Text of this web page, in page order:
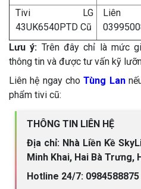
Tivi LG
43UK6540PTD Cũ
Liên
Lưu ý: Trên đây chỉ là mức
thông tin và được tư vấn kỹ
Liên hệ ngay choTùng Lan
phẩm tivi cũ:
THÔNG TIN LIÊN HỆ
Địa chỉ: Nhà Liền Kề
Minh Khai, Hai Bà Trưng,
Hotline 24/7: 0984588875